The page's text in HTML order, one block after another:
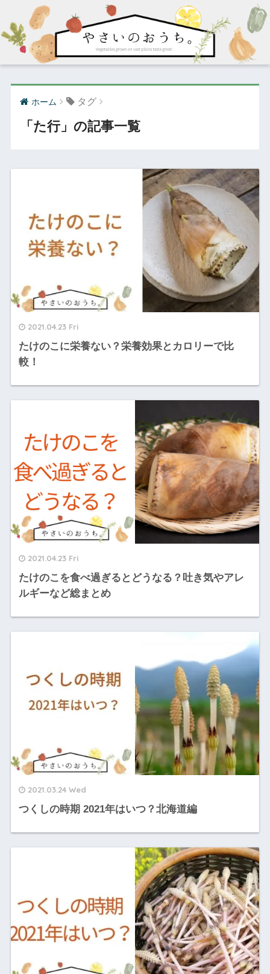
ホーム タグ
「た行」の記事一覧
2021.04.23 Fri
たけのこに栄養ない？栄養効果とカロリーで比
較！
2021.04.23 Fri
たけのこを食べ過ぎるとどうなる？吐き気やアレ
ルギーなど総まとめ
2021.03.24 Wed
つくしの時期 2021年はいつ？北海道編